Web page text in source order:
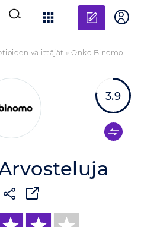
Lisää
välittäjät » Onko Binomo
3.9